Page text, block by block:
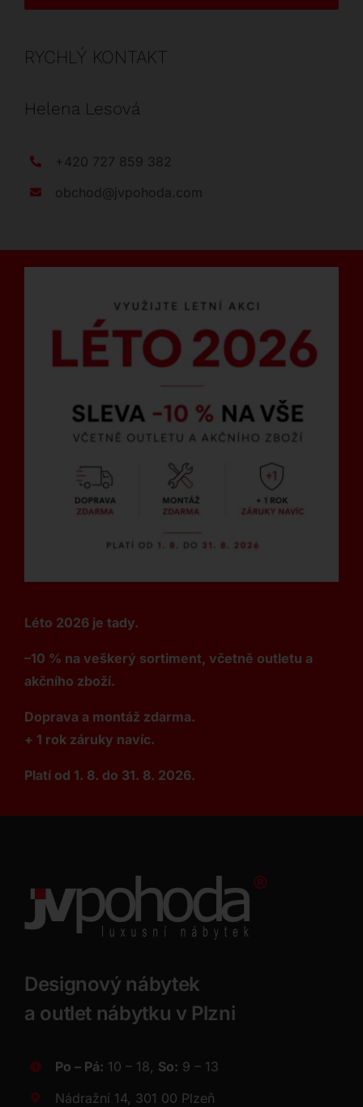
RYCHLÝ KONTAKT
Helena Lesová
+420 727 859 382
obchod@jvpohoda.com
Léto 2026 je tady.
–10 % na veškerý sortiment, včetně outletu a
akčního zboží.
Doprava a montáž zdarma.
+ 1 rok záruky navíc.
Platí od 1. 8. do 31. 8. 2026.
Designový nábytek
a outlet nábytku v Plzni
Po – Pá: 10 – 18, So: 9 – 13
Nádražní 14, 301 00 Plzeň